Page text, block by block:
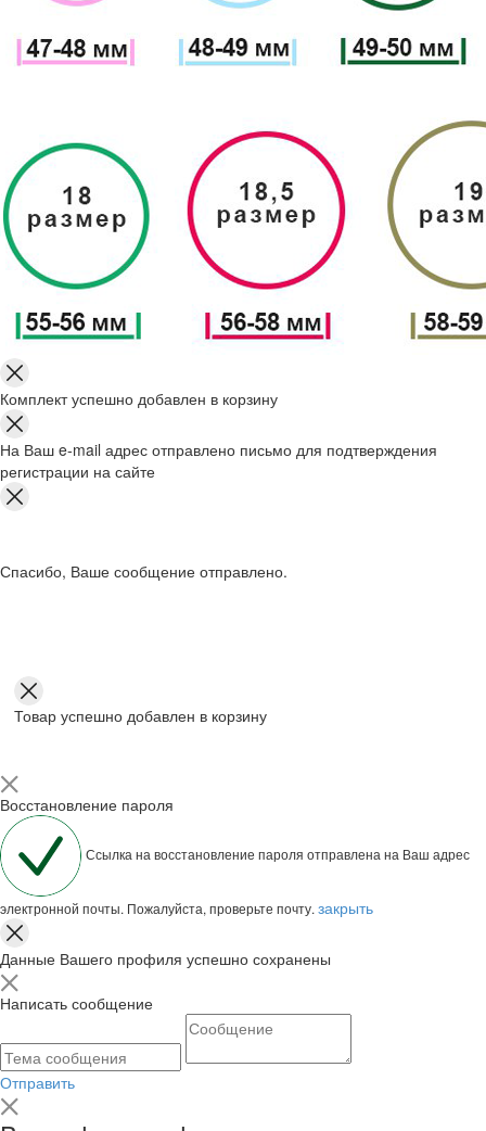
Комплект успешно добавлен в корзину
На Ваш e-mail адрес отправлено письмо для подтверждения
регистрации на сайте
Спасибо, Ваше сообщение отправлено.
Товар успешно добавлен в корзину
Восстановление пароля
Ссылка на восстановление пароля отправлена на Ваш адрес
электронной почты. Пожалуйста, проверьте почту. закрыть
Данные Вашего профиля успешно сохранены
Написать сообщение
Отправить